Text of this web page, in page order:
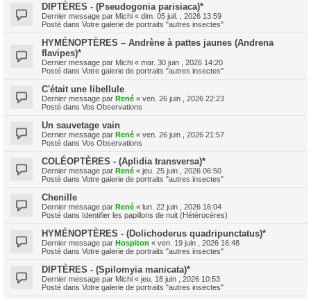
DIPTÈRES - (Pseudogonia parisiaca)*
Dernier message par Michi « dim. 05 juil. , 2026 13:59
Posté dans Votre galerie de portraits "autres insectes"
HYMÉNOPTÈRES – Andrène à pattes jaunes (Andrena
flavipes)*
Dernier message par Michi « mar. 30 juin , 2026 14:20
Posté dans Votre galerie de portraits "autres insectes"
C'était une libellule
Dernier message par René « ven. 26 juin , 2026 22:23
Posté dans Vos Observations
Un sauvetage vain
Dernier message par René « ven. 26 juin , 2026 21:57
Posté dans Vos Observations
COLÉOPTÈRES - (Aplidia transversa)*
Dernier message par René « jeu. 25 juin , 2026 06:50
Posté dans Votre galerie de portraits "autres insectes"
Chenille
Dernier message par René « lun. 22 juin , 2026 16:04
Posté dans Identifier les papillons de nuit (Hétérocères)
HYMÉNOPTÈRES - (Dolichoderus quadripunctatus)*
Dernier message par Hospiton « ven. 19 juin , 2026 16:48
Posté dans Votre galerie de portraits "autres insectes"
DIPTÈRES - (Spilomyia manicata)*
Dernier message par Michi « jeu. 18 juin , 2026 10:53
Posté dans Votre galerie de portraits "autres insectes"